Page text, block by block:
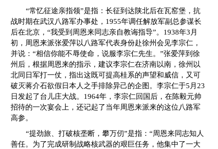
“常忆征途亲指领”是指：长征到达陕北后在瓦窑堡，抗
战时期在武汉八路军办事处，1955年调任解放军副总参谋长
后在北京，“我受到周恩来同志亲自教诲指导”。1938年3月
初，周恩来派张爱萍以八路军代表身份赴徐州会见李宗仁，
并说：“相信你能不辱使命，说服李宗仁先生。”张爱萍到徐
州后，根据周恩来的指示，建议李宗仁在济南以南，徐州以
北同日军打一仗，指出这既可提高桂系的声望和威信，又可
破灭蒋介石欲假日本人之手排除异己的企图。李宗仁于5月23
日发起了台儿庄大战。1964年，李宗仁回国后，在陈毅元帅
招待的一次宴会上，还记起了当年周恩来派来的这位八路军
高参。
“提劲旅、打破核垄断，攀万仞”是指：“周恩来同志知人
善任。为了完成研制战略核武器的艰巨任务，他集中了一大